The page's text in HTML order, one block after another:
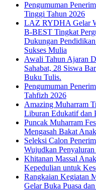
Pengumuman
Tinggi Tahun 2026
LAZ RYDHA Gelar
B-BEST Tingkat
Dukungan
Sukses Mulia
Awali Tahun Ajaran
Sahabat, 28 Siswa
Buku Tulis.
Pengumuman
Tahfizh 2026
Amazing Muharram
Liburan Edukatif dan
Puncak Muharram
Mengasah Bakat
Seleksi Calon
Wujudkan
Khitanan Massal
Kepedulian untuk
Rangkaian Kegiatan
Gelar Buka Puasa